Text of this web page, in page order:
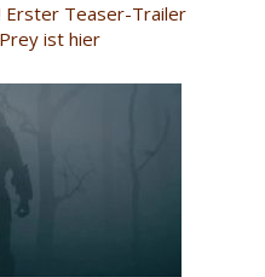
Erster Teaser-Trailer
ist hier